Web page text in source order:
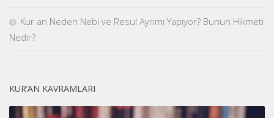
Kur an Neden Nebi ve Resul Ayrımı Yapıyor? Bunun Hikmeti
Nedir?
KUR’AN KAVRAMLARI